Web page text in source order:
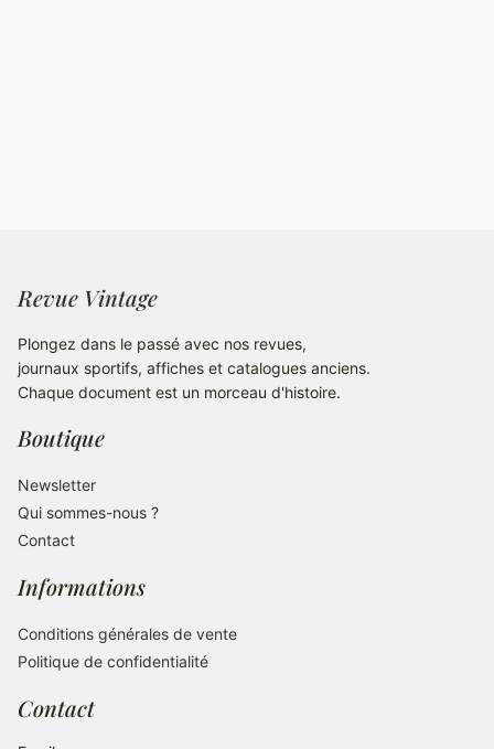
Revue Vintage
Plongez dans le passé avec nos revues,
journaux sportifs, affiches et catalogues anciens.
Chaque document est un morceau d'histoire.
Boutique
Newsletter
Qui sommes-nous ?
Contact
Informations
Conditions générales de vente
Politique de confidentialité
Contact